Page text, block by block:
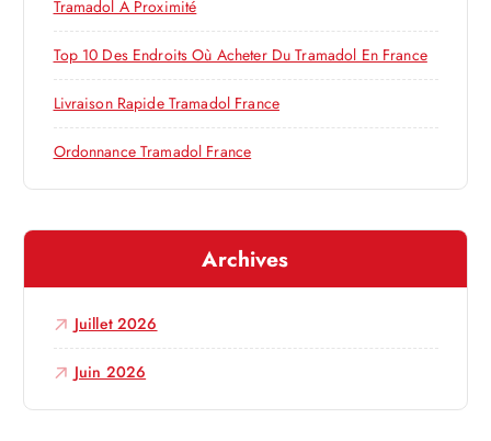
r
t
i
:
Tramadol À Proximité
Top 10 Des Endroits Où Acheter Du Tramadol En France
Livraison Rapide Tramadol France
Ordonnance Tramadol France
Archives
Juillet 2026
Juin 2026